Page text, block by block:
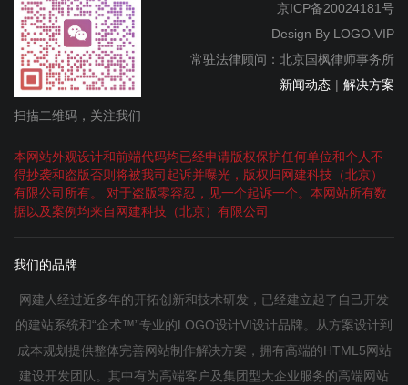
扫描二维码，关注我们
京ICP备20024181号
Design By LOGO.VIP
常驻法律顾问：北京国枫律师事务所
新闻动态 | 解决方案
本网站外观设计和前端代码均已经申请版权保护任何单位和个人不
得抄袭和盗版否则将被我司起诉并曝光，版权归网建科技（北京）
有限公司所有。 对于盗版零容忍，见一个起诉一个。本网站所有数
据以及案例均来自网建科技（北京）有限公司
我们的品牌
网建人经过近多年的开拓创新和技术研发，已经建立起了自己开发
的建站系统和“企术™”专业的LOGO设计VI设计品牌。从方案设计到
成本规划提供整体完善网站制作解决方案，拥有高端的HTML5网站
建设开发团队。其中有为高端客户及集团型大企业服务的高端网站